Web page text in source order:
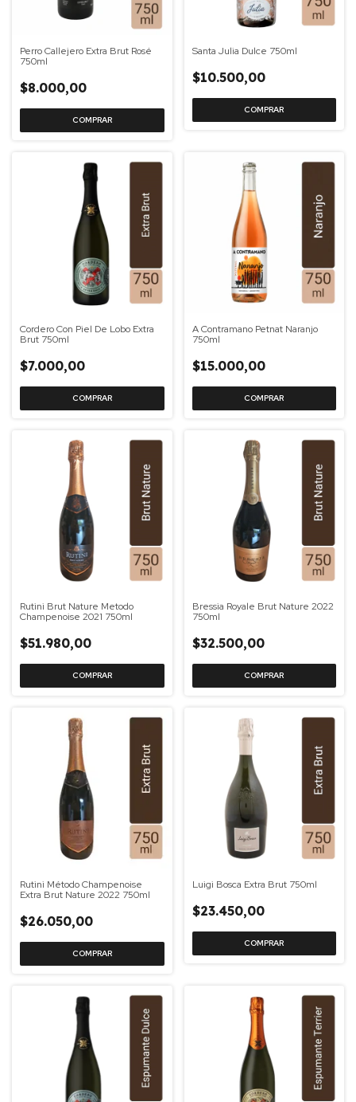
Perro Callejero Extra Brut Rosé
750ml
$8.000,00
Santa Julia Dulce 750ml
$10.500,00
Cordero Con Piel De Lobo Extra
Brut 750ml
$7.000,00
A Contramano Petnat Naranjo
750ml
$15.000,00
Rutini Brut Nature Metodo
Champenoise 2021 750ml
$51.980,00
Bressia Royale Brut Nature 2022
750ml
$32.500,00
Rutini Método Champenoise
Extra Brut Nature 2022 750ml
$26.050,00
Luigi Bosca Extra Brut 750ml
$23.450,00